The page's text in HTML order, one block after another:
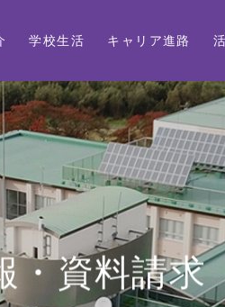
学校生活 キャリア進路
・資料請求